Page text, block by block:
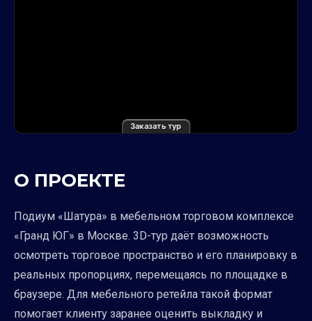
Заказать тур
О ПРОЕКТЕ
Подиум «Шатура» в мебельном торговом комплексе
«Гранд ЮГ» в Москве. 3D-тур даёт возможность
осмотреть торговое пространство и его планировку в
реальных пропорциях, перемещаясь по площадке в
браузере. Для мебельного ретейла такой формат
помогает клиенту заранее оценить выкладку и